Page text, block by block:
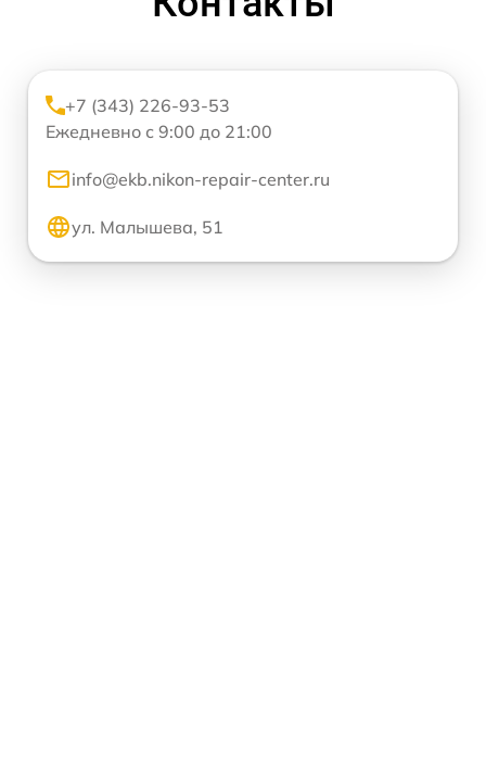
+7 (343) 226-93-53
Ежедневно с 9:00 до 21:00
info@ekb.nikon-repair-center.ru
ул. Малышева, 51